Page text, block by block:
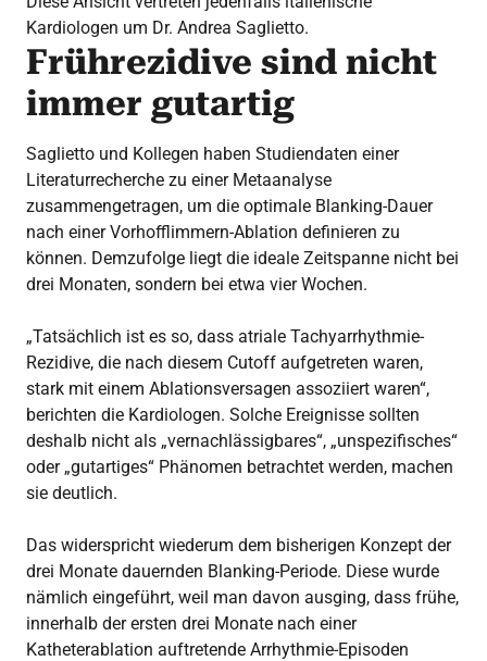
Kardiologen um Dr. Andrea Saglietto.
Frührezidive sind nicht
immer gutartig
Saglietto und Kollegen haben Studiendaten einer
Literaturrecherche zu einer Metaanalyse
zusammengetragen, um die optimale Blanking-Dauer
nach einer Vorhofflimmern-Ablation definieren zu
können. Demzufolge liegt die ideale Zeitspanne nicht bei
drei Monaten, sondern bei etwa vier Wochen.
„Tatsächlich ist es so, dass atriale Tachyarrhythmie-
Rezidive, die nach diesem Cutoff aufgetreten waren,
stark mit einem Ablationsversagen assoziiert waren“,
berichten die Kardiologen. Solche Ereignisse sollten
deshalb nicht als „vernachlässigbares“, „unspezifisches“
oder „gutartiges“ Phänomen betrachtet werden, machen
sie deutlich.
Das widerspricht wiederum dem bisherigen Konzept der
drei Monate dauernden Blanking-Periode. Diese wurde
nämlich eingeführt, weil man davon ausging, dass frühe,
innerhalb der ersten drei Monate nach einer
Katheterablation auftretende Arrhythmie-Episoden